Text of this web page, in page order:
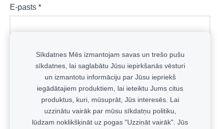
E-pasts *
Ziņojums*
Sīkdatnes Mēs izmantojam savas un trešo pušu
sīkdatnes, lai saglabātu Jūsu iepirkšanās vēsturi
un izmantotu informāciju par Jūsu iepriekš
iegādātajiem produktiem, lai ieteiktu Jums citus
produktus, kuri, mūsuprāt, Jūs interesēs. Lai
uzzinātu vairāk par mūsu sīkdatņu politiku,
lūdzam noklikšķināt uz pogas "Uzzināt vairāk". Jūs